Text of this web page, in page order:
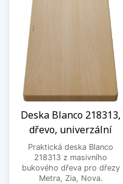
Deska Blanco 218313,
dřevo, univerzální
Praktická deska Blanco
218313 z masivního
bukového dřeva pro dřezy
Metra, Zia, Nova.